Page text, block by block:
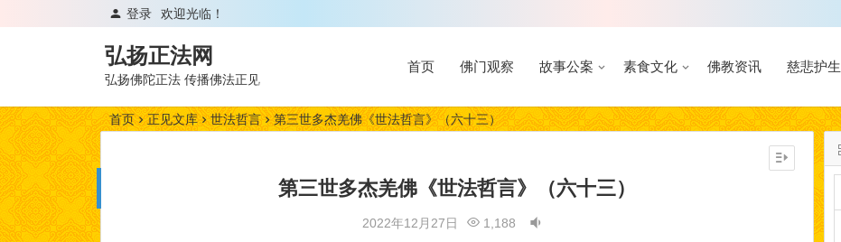
欢迎光临！
登录
弘扬正法网
弘扬佛陀正法 传播佛法正见
首页 佛门观察 故事公案 素食文化 佛教资讯 慈悲护生
首页 正见文库 世法哲言 第三世多杰羌佛《世法哲言》（六十三）
第三世多杰羌佛《世法哲言》（六十三）
2022年12月27日 1,188